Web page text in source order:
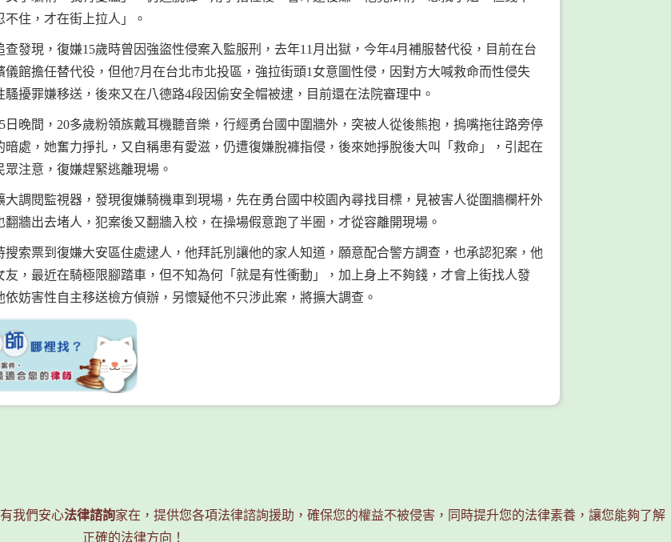
不住，才在街上拉人」。
查發現，復嫌15歲時曾因強盜性侵案入監服刑，去年11月出獄，今年4月補服替代役，目前在台
儀館擔任替代役，但他7月在台北市北投區，強拉街頭1女意圖性侵，因對方大喊救命而性侵失
騷擾罪嫌移送，後來又在八德路4段因偷安全帽被逮，目前還在法院審理中。
日晚間，20多歲粉領族戴耳機聽音樂，行經勇台國中圍牆外，突被人從後熊抱，摀嘴拖往路旁停
暗處，她奮力掙扎，又自稱患有愛滋，仍遭復嫌脫褲指侵，後來她掙脫後大叫「救命」，引起在
眾注意，復嫌趕緊逃離現場。
大調閱監視器，發現復嫌騎機車到現場，先在勇台國中校園內尋找目標，見被害人從圍牆欄杆外
翻牆出去堵人，犯案後又翻牆入校，在操場假意跑了半圈，才從容離開現場。
搜索票到復嫌大安區住處逮人，他拜託別讓他的家人知道，願意配合警方調查，也承認犯案，他
友，最近在騎極限腳踏車，但不知為何「就是有性衝動」，加上身上不夠錢，才會上街找人發
依妨害性自主移送檢方偵辦，另懷疑他不只涉此案，將擴大調查。
我們安心法律諮詢家在，提供您各項法律諮詢援助，確保您的權益不被侵害，同時提升您的法律素養，讓您能夠了解
正確的法律方向！